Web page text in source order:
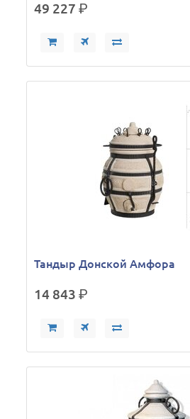
49 227р.
Тандыр Донской Амфора
14 843р.